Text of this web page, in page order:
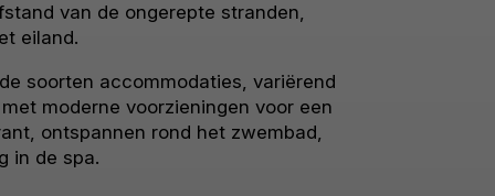
van de ongerepte stranden,
eiland.
soorten accommodaties, variërend
moderne voorzieningen voor een
ontspannen rond het zwembad,
in de spa.